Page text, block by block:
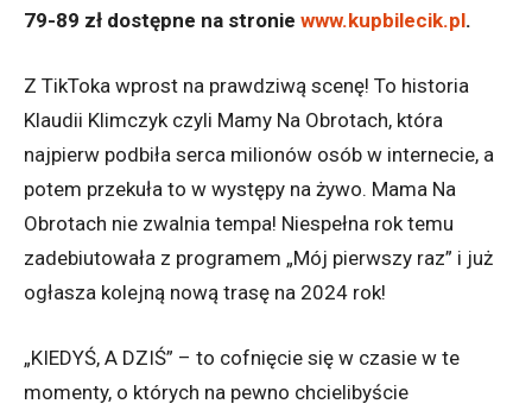
79-89 zł dostępne na stronie www.kupbilecik.pl.
Z TikToka wprost na prawdziwą scenę! To historia
Klaudii Klimczyk czyli Mamy Na Obrotach, która
najpierw podbiła serca milionów osób w internecie, a
potem przekuła to w występy na żywo. Mama Na
Obrotach nie zwalnia tempa! Niespełna rok temu
zadebiutowała z programem „Mój pierwszy raz” i już
ogłasza kolejną nową trasę na 2024 rok!
„KIEDYŚ, A DZIŚ” – to cofnięcie się w czasie w te
momenty, o których na pewno chcielibyście